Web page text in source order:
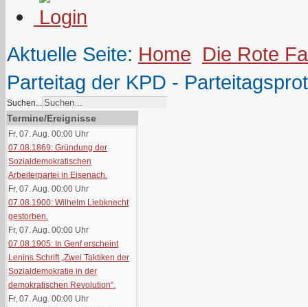
Aktuelle Seite: Home Die Rote
Parteitag der KPD -
Suchen...
Termine/Ereignisse
Fr, 07. Aug. 00:00 Uhr
07.08.1869: Gründung der
Sozialdemokratischen
Arbeiterpartei in Eisenach.
Fr, 07. Aug. 00:00 Uhr
07.08.1900: Wilhelm Liebknecht
gestorben.
Fr, 07. Aug. 00:00 Uhr
07.08.1905: In Genf erscheint
Lenins Schrift „Zwei Taktiken der
Sozialdemokratie in der
demokratischen Revolution“.
Fr, 07. Aug. 00:00 Uhr